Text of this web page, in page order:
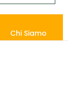
Chi Siamo